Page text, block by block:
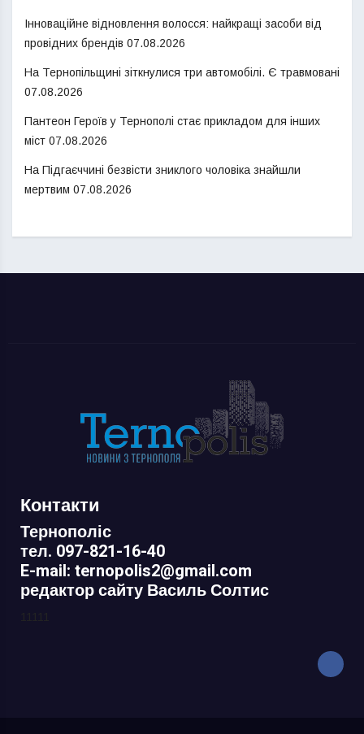
Інноваційне відновлення волосся: найкращі засоби від
провідних брендів 07.08.2026
На Тернопільщині зіткнулися три автомобілі. Є травмовані
07.08.2026
Пантеон Героїв у Тернополі стає прикладом для інших
міст 07.08.2026
На Підгаєччині безвісти зниклого чоловіка знайшли
мертвим 07.08.2026
Контакти
Тернополіс
тел. 097-821-16-40
E-mail: ternopolis2@gmail.com
редактор сайту Василь Солтис